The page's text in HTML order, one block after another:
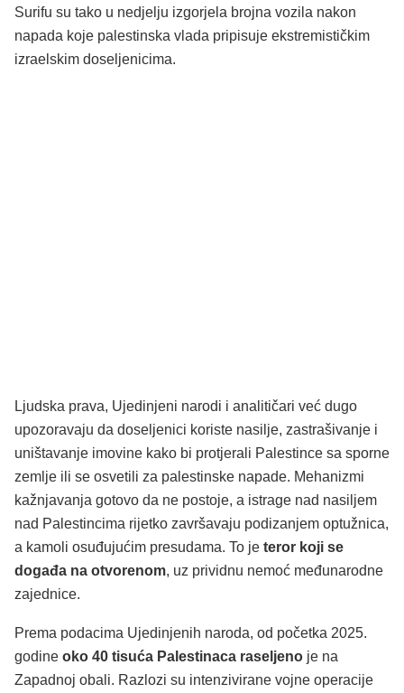
Surifu su tako u nedjelju izgorjela brojna vozila nakon
napada koje palestinska vlada pripisuje ekstremističkim
izraelskim doseljenicima.
Ljudska prava, Ujedinjeni narodi i analitičari već dugo
upozoravaju da doseljenici koriste nasilje, zastrašivanje i
uništavanje imovine kako bi protjerali Palestince sa sporne
zemlje ili se osvetili za palestinske napade. Mehanizmi
kažnjavanja gotovo da ne postoje, a istrage nad nasiljem
nad Palestincima rijetko završavaju podizanjem optužnica,
a kamoli osuđujućim presudama. To je teror koji se
događa na otvorenom, uz prividnu nemoć međunarodne
zajednice.
Prema podacima Ujedinjenih naroda, od početka 2025.
godine oko 40 tisuća Palestinaca raseljeno je na
Zapadnoj obali. Razlozi su intenzivirane vojne operacije